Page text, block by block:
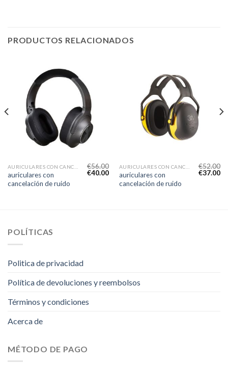
PRODUCTOS RELACIONADOS
auriculares con
cancelación de ruido
€56.00
€40.00
auriculares con
cancelación de ruido
€52.00
€37.00
POLÍTICAS
Politica de privacidad
Política de devoluciones y reembolsos
Términos y condiciones
Acerca de
MÉTODO DE PAGO